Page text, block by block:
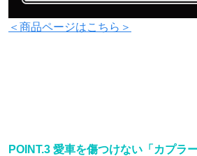
＜商品ページはこちら＞
POINT.3 愛車を傷つけない「カプラ